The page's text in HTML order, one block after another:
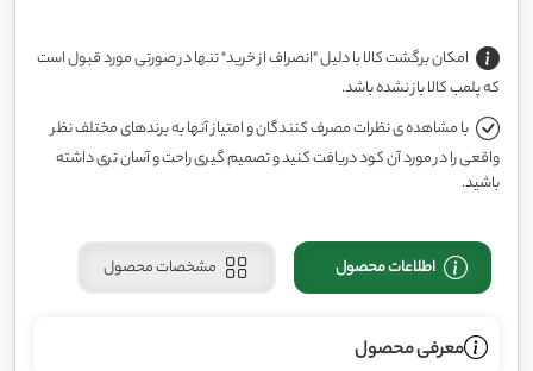
امکان برگشت کالا با دلیل "انصراف از خرید" تنها در صورتی مورد قبول است
که پلمب کالا باز نشده باشد.
با مشاهده ی نظرات مصرف کنندگان و امتیاز آنها به برندهای مختلف نظر
واقعی را در مورد آن کود دریافت کنید و تصمیم گیری راحت و آسان تری داشته
باشید.
اطلاعات محصول مشخصات محصول
معرفی محصول